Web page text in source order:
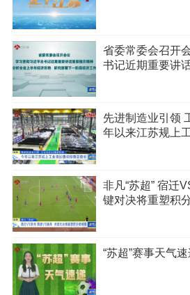
省委常委会召开
书记近期重要讲
先进制造业引领
年以来江苏规上
非凡“苏超” 宿迁
键对决将重塑积
“苏超”赛事天气速